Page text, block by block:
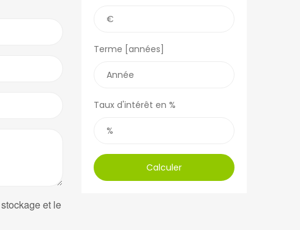
et le
Terme [années]
Taux d'intérêt en %
Calculer